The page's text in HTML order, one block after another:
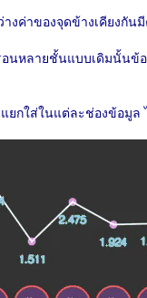
ค่าของจุดข้างเคียงกั
นหลายชั้นแบบเดิมนั้น
กใส่ในแต่ละช่องข้อมูล